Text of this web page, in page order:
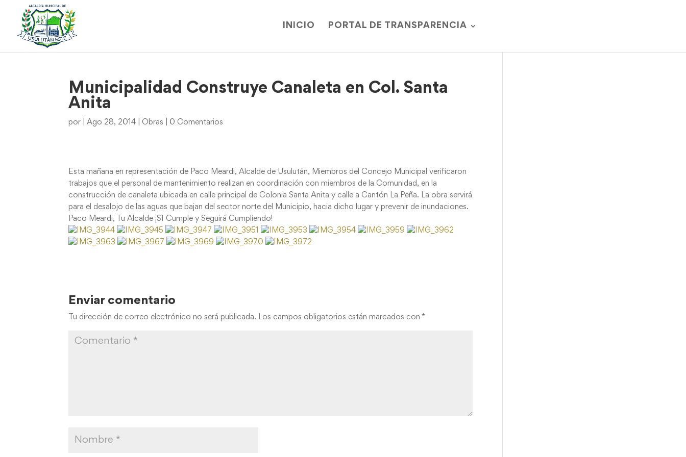
INICIO PORTAL DE TRANSPARENCIA
Municipalidad Construye Canaleta en Col. Santa
Anita
por |Ago 28, 2014 Obras 0 Comentarios
Esta mañana en representación de Paco Meardi, Alcalde de Usulután, Miembros del Concejo Municipal verificaron
trabajos que el personal de mantenimiento realizan en coordinación con miembros de la Comunidad, en la
construcción de canaleta ubicada en calle principal de Colonia Santa Anita y calle a Cantón La Peña. La obra servirá
para el desalojo de las aguas que bajan del sector norte del Municipio, hacia dicho lugar y prevenir de inundaciones.
Paco Meardi, Tu Alcalde ¡SI Cumple y Seguirá Cumpliendo!
Enviar comentario
Tu dirección de correo electrónico no será publicada. Los campos obligatorios están marcados con *